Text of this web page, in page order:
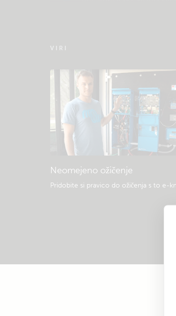
VIRI
Neomejeno ožičenje
Pridobite si pravico do ožičenja s to e-